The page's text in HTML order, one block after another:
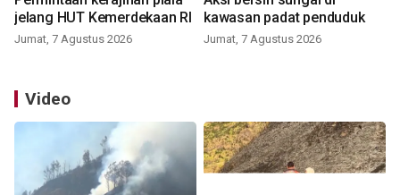
jelang HUT Kemerdekaan RI
Jumat, 7 Agustus 2026
kawasan padat penduduk
Jumat, 7 Agustus 2026
Video